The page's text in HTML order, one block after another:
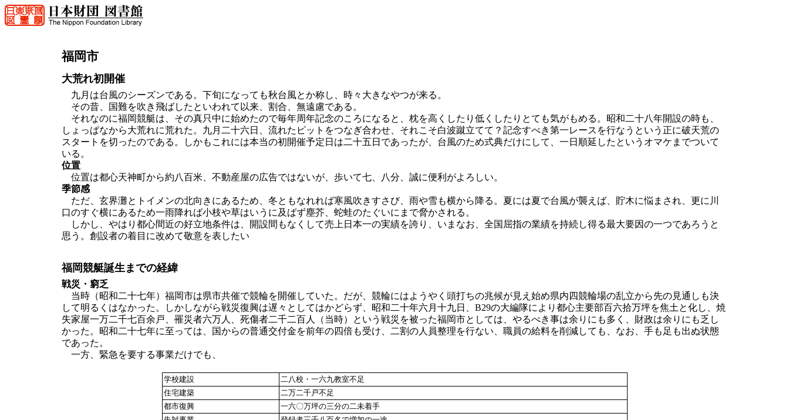
福岡市
大荒れ初開催
九月は台風のシーズンである。下旬になっても秋台風とか称し、時々大きなやつが来る。
その昔、国難を吹き飛ばしたといわれて以来、割合、無遠慮である。
それなのに福岡競艇は、その真只中に始めたので毎年周年記念のころになると、枕を高くしたり低くしたりとても気がもめる。昭和二十八年開設の時も、
しょっぱなから大荒れに荒れた。九月二十六日、流れたピットをつなぎ合わせ、それこそ白波蹴立てて？記念すべき第一レースを行なうという正に破天荒の
スタートを切ったのである。しかもこれには本当の初開催予定日は二十五日であったが、台風のため式典だけにして、一日順延したというオマケまでついて
いる。
位置
位置は都心天神町から約八百米、不動産屋の広告ではないが、歩いて七、八分、誠に便利がよろしい。
季節感
ただ、玄界灘とトイメンの北向きにあるため、冬ともなれれば寒風吹きすさび、雨や雪も横から降る。夏には夏で台風が襲えば、貯木に悩まされ、更に川
口のすぐ横にあるため一雨降れば小枝や草はいうに及ばず塵芥、蛇蛙のたぐいにまで脅かされる。
しかし、やはり都心間近の好立地条件は、開設間もなくして売上日本一の実績を誇り、いまなお、全国屈指の業績を持続し得る最大要因の一つであろうと
思う。創設者の着目に改めて敬意を表したい
福岡競艇誕生までの経緯
戦災・窮乏
当時（昭和二十七年）福岡市は県市共催で競輪を開催していた。だが、競輪にはようやく頭打ちの兆候が見え始め県内四競輪場の乱立から先の見通しも決
して明るくはなかった。しかしながら戦災復興は遅々としてはかどらず、昭和二十年六月十九日、B29の大編隊により都心主要部百六拾万坪を焦土と化し、焼
失家屋一万二千七百余戸、罹災者六万人、死傷者二千二百人（当時）という戦災を被った福岡市としては、やるべき事は余りにも多く、財政は余りにも乏し
かった。昭和二十七年に至っては、国からの普通交付金を前年の四倍も受け、二割の人員整理を行ない、職員の給料を削減しても、なお、手も足も出ぬ状態
であった。
一方、緊急を要する事業だけでも、
学校建設
二八校・一六九教室不足
住宅建築
二万二千戸不足
都市復興
一六〇万坪の三分の二未着手